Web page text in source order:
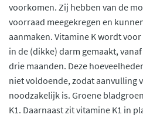
voorkomen. Zij hebben van de
voorraad meegekregen en
aanmaken. Vitamine K wordt
in de (dikke) darm gemaakt,
drie maanden. Deze
niet voldoende, zodat aanvulling
noodzakelijk is. Groene
K1. Daarnaast zit vitamine K1 in